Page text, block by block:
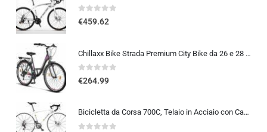
0out of 5
€459.62
Chillaxx Bike Strada Premium City Bike da 26 e 28 pollici, bicicletta per ragazze, ragazzi, uomini e donne, cambio a 21 ma…
0out of 5
€264.99
Bicicletta da Corsa 700C, Telaio in Acciaio con Cambio a 24/27/30 Marce, Bicicletta da Strada per Uomo Donna, Bici da Stra…